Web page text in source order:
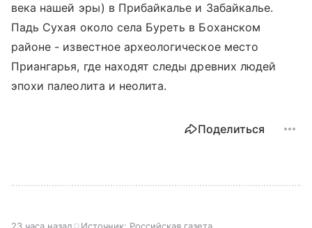
века нашей эры) в Прибайкалье и Забайкалье.
Падь Сухая около села Буреть в Боханском
районе - известное археологическое место
Приангарья, где находят следы древних людей
эпохи палеолита и неолита.
Поделиться